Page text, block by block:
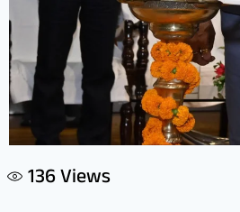
136Views